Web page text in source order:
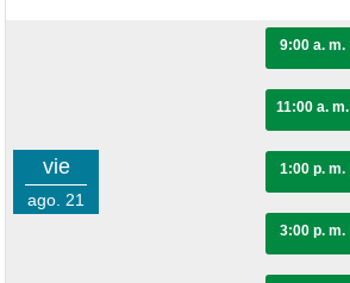
vie
ago. 21
9:00 a. m.
11:00 a. m.
1:00 p. m.
3:00 p. m.